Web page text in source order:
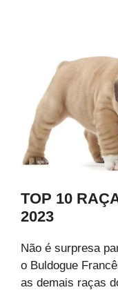
TOP 10
2023
Não é surpresa
o Buldogue
as demais raças